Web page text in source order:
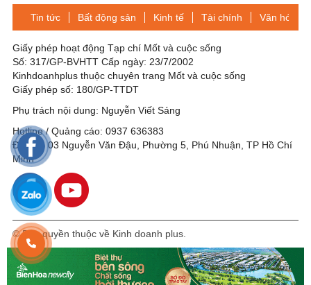
Tin tức Bất động sản Kinh tế Tài chính Văn hóa-
Giấy phép hoạt động Tạp chí Mốt và cuộc sống
Số: 317/GP-BVHTT Cấp ngày: 23/7/2002
Kinhdoanhplus thuộc chuyên trang Mốt và cuộc sống
Giấy phép số: 180/GP-TTDT
Phụ trách nội dung: Nguyễn Viết Sáng
Hotline / Quảng cáo: 0937 636383
Địa chỉ: 03 Nguyễn Văn Đậu, Phường 5, Phú Nhuận, TP Hồ Chí
Minh
© Bản quyền thuộc về Kinh doanh plus.